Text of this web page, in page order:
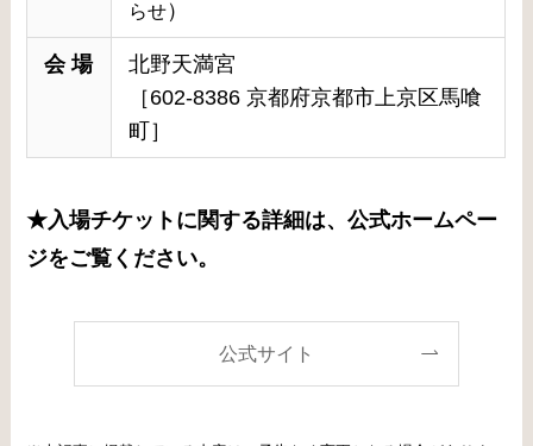
らせ）
会 場
北野天満宮
［602-8386 京都府京都市上京区馬喰
町］
★入場チケットに関する詳細は、公式ホームペー
ジをご覧ください。
公式サイト